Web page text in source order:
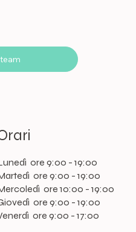
ore 9:00 - 19:00
ore 9:00 - 19:00
ore 10:00 - 19:00
ore 9:00 - 19:00
ore 9:00 - 17:00